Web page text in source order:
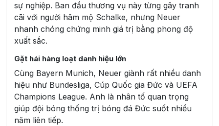
sự nghiệp. Ban đầu thương vụ này từng gây tranh
cãi với người hâm mộ Schalke, nhưng Neuer
nhanh chóng chứng minh giá trị bằng phong độ
xuất sắc.
Gặt hái hàng loạt danh hiệu lớn
Cùng Bayern Munich, Neuer giành rất nhiều danh
hiệu như Bundesliga, Cúp Quốc gia Đức và UEFA
Champions League. Anh là nhân tố quan trọng
giúp đội bóng thống trị bóng đá Đức suốt nhiều
năm liên tiếp.